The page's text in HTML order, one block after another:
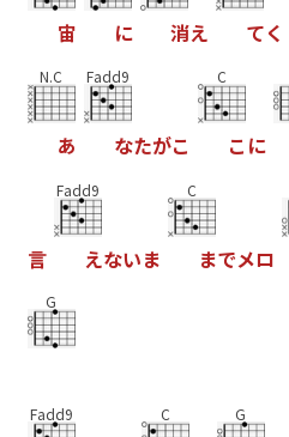
宙 に 消え てく
N.C
あ
Fadd9
なたがこ
C
こ に
言
Fadd9
えないま
C
までメロ
G
Fadd9 C G